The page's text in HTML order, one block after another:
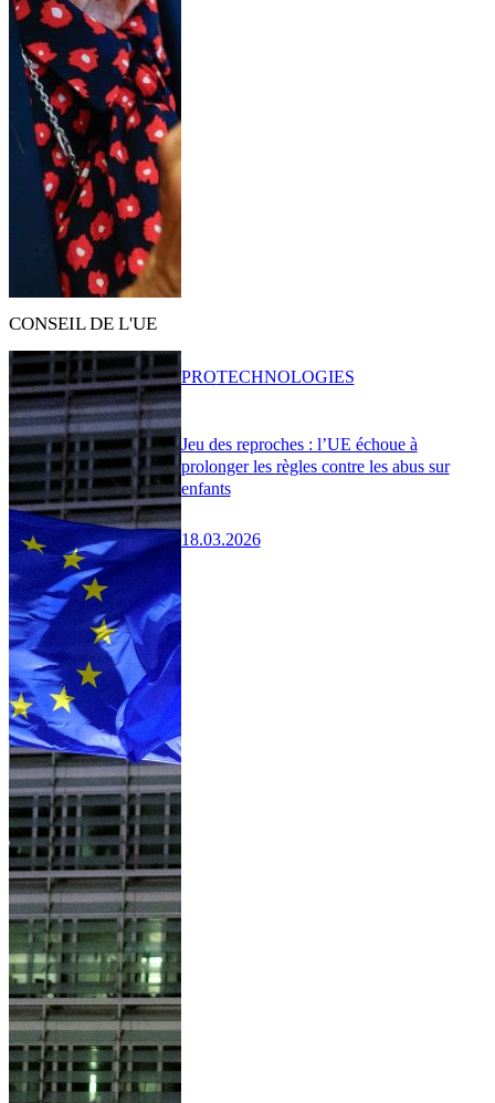
CONSEIL DE L'UE
Jeu des reproches : l’UE échoue à
prolonger les règles contre les abus sur
enfants
18.03.2026
PROTECHNOLOGIES